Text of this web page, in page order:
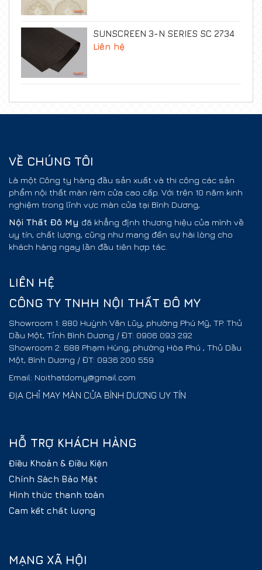
SUNSCREEN 3-N SERIES SC 2734
Liên hệ
VỀ CHÚNG TÔI
Là một Công ty hàng đầu sản xuất và thi công các sản
phẩm nội thất màn rèm cửa cao cấp. Với trên 10 năm kinh
nghiệm trong lĩnh vực màn cửa tại Bình Dương,
Nội Thất Đô My đã khẳng định thương hiệu của mình về
uy tín, chất lượng, cũng như mang đến sự hài lòng cho
khách hàng ngay lần đầu tiên hợp tác.
LIÊN HỆ
CÔNG TY TNHH NỘI THẤT ĐÔ MY
Showroom 1: 880 Huỳnh Văn Lũy, phường Phú Mỹ, TP. Thủ
Dầu Một, Tỉnh Bình Dương / ĐT: 0906 093 292
Showroom 2: 688 Phạm Hùng, phường Hòa Phú , Thủ Dầu
Một, Bình Dương / ĐT: 0936 200 559
Email: Noithatdomy@gmail.com
ĐỊA CHỈ MAY MÀN CỬA BÌNH DƯƠNG UY TÍN
HỖ TRỢ KHÁCH HÀNG
Điều Khoản & Điều Kiện
Chính Sách Bảo Mật
Hình thức thanh toán
Cam kết chất lượng
MẠNG XÃ HỘI